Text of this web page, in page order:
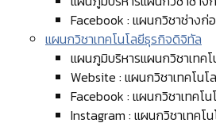
Facebook : แผนกวิชาช่างก่
แผนกวิชาเทคโนโลยีธุรกิจดิจิทัล
แผนภูมิบริหารแผนกวิชาเทค
Website : แผนกวิชาเทคโน
Facebook : แผนกวิชาเทคโ
Instagram : แผนกวิชาเทคโ